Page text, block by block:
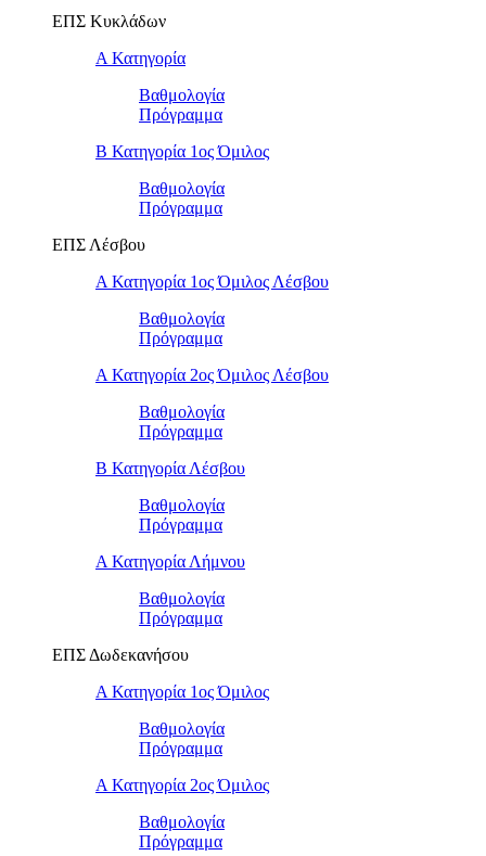
ΕΠΣ Κυκλάδων
Α Κατηγορία
Βαθμολογία
Πρόγραμμα
Β Κατηγορία 1ος Όμιλος
Βαθμολογία
Πρόγραμμα
ΕΠΣ Λέσβου
Α Κατηγορία 1ος Όμιλος Λέσβου
Βαθμολογία
Πρόγραμμα
Α Κατηγορία 2ος Όμιλος Λέσβου
Βαθμολογία
Πρόγραμμα
B Κατηγορία Λέσβου
Βαθμολογία
Πρόγραμμα
Α Κατηγορία Λήμνου
Βαθμολογία
Πρόγραμμα
ΕΠΣ Δωδεκανήσου
Α Κατηγορία 1ος Όμιλος
Βαθμολογία
Πρόγραμμα
Α Κατηγορία 2ος Όμιλος
Βαθμολογία
Πρόγραμμα